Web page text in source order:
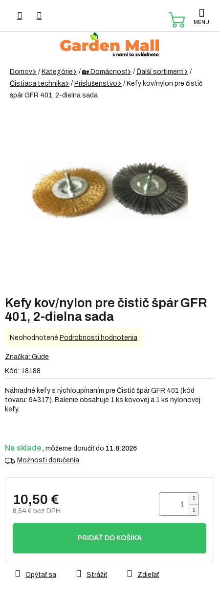
Domov / Kategórie / 🏡 Domácnosť / Ďalší sortiment
/
Čistiaca technika
/ Príslušenstvo / Kefy kov/nylon pre čistič
špár GFR 401, 2-dielna sada
Kefy kov/nylon pre čistič špár GFR
401, 2-dielna sada
Kód: 18188
Na sklade
11.8.2026
Možnosti doručenia
10,50 €
8,54 € bez DPH
Jednotková
PRIDAŤ DO KOŠÍKA
Náhradné kefy s rýchloupínaním pre Čistič špár GFR 401 (kód
tovaru: 94317). Balenie obsahuje 1 ks kovovej a 1 ks nylonovej
kefy.
Opýtať sa Strážiť Zdieľať
Priemerné
produktu
0,0
5
hviezdičiek.
Neohodnotené Podrobnosti hodnotenia
Značka: Güde